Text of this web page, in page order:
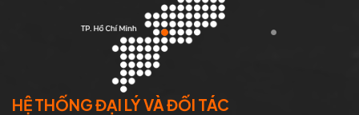
HỆ THỐNG ĐẠI LÝ VÀ ĐỐI TÁC